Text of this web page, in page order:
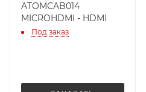
ATOMCAB014
MICROHDMI - HDMI
Под заказ